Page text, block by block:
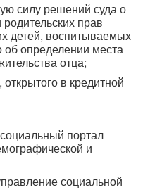
силу решений суда о
прав
детей, воспитываемых
определении места
отца;
в кредитной
портал
и
социальной